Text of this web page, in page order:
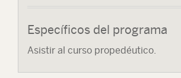
Específicos del programa
Asistir al curso propedéutico.